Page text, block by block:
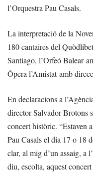
l’Orquestra Pau Casals.
La interpretació de la
180 cantaires del
Santiago, l’Orfeó Balear
Òpera l’Amistat amb
En declaracions a
director Salvador Brotons
concert històric. “Estaven
Pau Casals el dia 17 o 18
clar, al mig d’un assaig, a
diu, escolta, aquest